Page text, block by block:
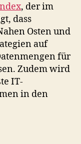
, der im
dass
Osten und
auf
für
Zudem wird
IT-
in den